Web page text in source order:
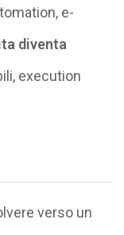
e-
diventa
execution
verso un